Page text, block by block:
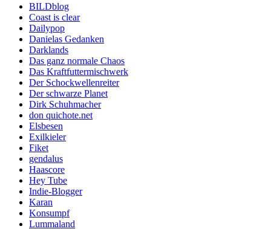
BILDblog
Coast is clear
Dailypop
Danielas Gedanken
Darklands
Das ganz normale Chaos
Das Kraftfuttermischwerk
Der Schockwellenreiter
Der schwarze Planet
Dirk Schuhmacher
don quichote.net
Elsbesen
Exilkieler
Fiket
gendalus
Haascore
Hey Tube
Indie-Blogger
Karan
Konsumpf
Lummaland